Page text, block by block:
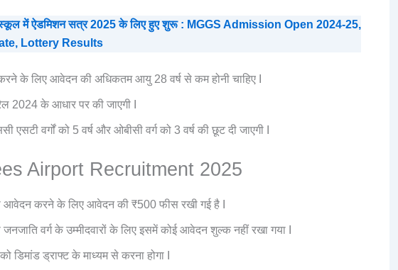
स्कूल में ऐडमिशन सत्र 2025 के लिए हुए शुरू : MGGS Admission Open 2024-25,
Lottery Results
के लिए आवेदन की अधिकतम आयु 28 वर्ष से कम होनी चाहिए I
2024 के आधार पर की जाएगी I
वर्गों को 5 वर्ष और ओबीसी वर्ग को 3 वर्ष की छूट दी जाएगी I
Airport Recruitment 2025
आवेदन करने के लिए आवेदन की ₹500 फीस रखी गई है I
वर्ग के उम्मीदवारों के लिए इसमें कोई आवेदन शुल्क नहीं रखा गया I
डिमांड ड्राफ्ट के माध्यम से करना होगा I